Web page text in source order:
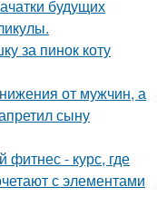
будущих
за пинок коту
от мужчин, а
сыну
- курс, где
с элементами